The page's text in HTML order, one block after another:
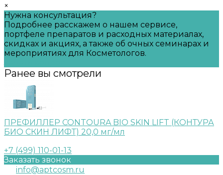
×
Нужна консультация?
Подробнее расскажем о нашем сервисе,
портфеле препаратов и расходных материалах,
скидках и акциях, а также об очных семинарах и
мероприятиях для Косметологов.
Ранее вы смотрели
ПРЕФИЛЛЕР CONTOURA BIO SKIN LIFT (КОНТУРА
БИО СКИН ЛИФТ) 20,0 мг/мл
+7 (499) 110-01-13
Заказать звонок
info@aptcosm.ru